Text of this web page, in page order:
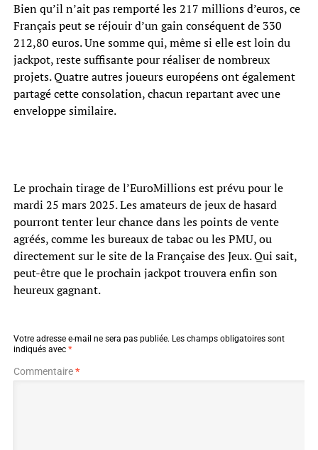
Bien qu’il n’ait pas remporté les 217 millions d’euros, ce
Français peut se réjouir d’un gain conséquent de 330
212,80 euros. Une somme qui, même si elle est loin du
jackpot, reste suffisante pour réaliser de nombreux
projets. Quatre autres joueurs européens ont également
partagé cette consolation, chacun repartant avec une
enveloppe similaire.
Le prochain tirage de l’EuroMillions est prévu pour le
mardi 25 mars 2025. Les amateurs de jeux de hasard
pourront tenter leur chance dans les points de vente
agréés, comme les bureaux de tabac ou les PMU, ou
directement sur le site de la Française des Jeux. Qui sait,
peut-être que le prochain jackpot trouvera enfin son
heureux gagnant.
Votre adresse e-mail ne sera pas publiée. Les champs obligatoires sont
indiqués avec *
Commentaire*